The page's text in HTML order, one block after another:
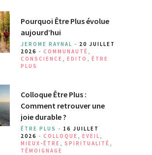
Pourquoi Être Plus évolue
aujourd’hui
JEROME RAYNAL - 20 JUILLET
2026 - COMMUNAUTÉ ,
CONSCIENCE , EDITO , ÊTRE
PLUS
Colloque Être Plus :
Comment retrouver une
joie durable ?
ÊTRE PLUS - 16 JUILLET
2026 - COLLOQUE , EVEIL ,
MIEUX-ÊTRE , SPIRITUALITÉ ,
TÉMOIGNAGE